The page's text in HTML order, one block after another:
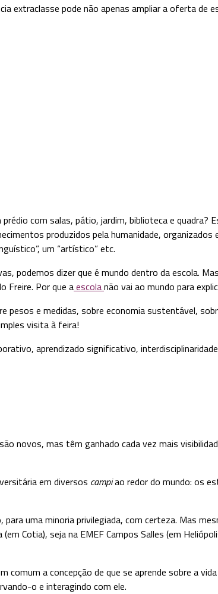
extraclasse pode não apenas ampliar a oferta de
com salas, pátio, jardim, biblioteca e quadra?
produzidos pela humanidade,
um “artístico” etc.
podemos dizer que é mundo dentro da escola.
Freire. Por que aescolanão vai ao mundo para
pesos e medidas, sobre economia sustentável,
visita à feira!
aprendizado significativo,
novos, mas têm ganhado cada vez mais
em diversos campiao redor do mundo: os
uma minoria privilegiada, com certeza. Mas
Cotia), seja na EMEF Campos Salles (em
a concepção de que se aprende sobre a
o e interagindo com ele.